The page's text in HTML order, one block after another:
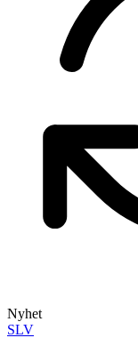
Nyhet
SLV